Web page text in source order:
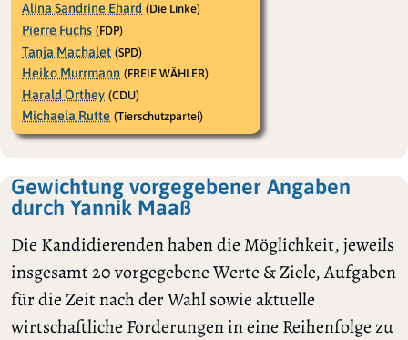
Alina Sandrine Ehard (Die Linke)
Pierre Fuchs (FDP)
Tanja Machalet (SPD)
Heiko Murrmann (FREIE WÄHLER)
Harald Orthey (CDU)
Michaela Rutte (Tierschutzpartei)
Gewichtung vorgegebener Angaben
durch Yannik Maaß
Die Kandidierenden haben die Möglichkeit, jeweils
insgesamt 20 vorgegebene Werte & Ziele, Aufgaben
für die Zeit nach der Wahl sowie aktuelle
wirtschaftliche Forderungen in eine Reihenfolge zu